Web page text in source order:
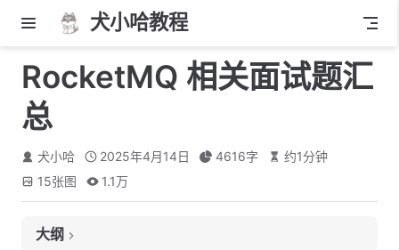
犬小哈教程
RocketMQ 相关面试题汇
总
犬小哈 2025年4月14日 4616字 约1分钟
15张图 1.1万
大纲